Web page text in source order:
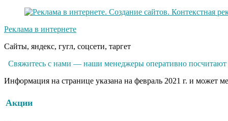
Реклама в интернете
Сайты, яндекс, гугл, соцсети, таргет
Свяжитесь с нами — наши менеджеры оперативно
Информация на странице указана на февраль 2021 г. и может
Акции